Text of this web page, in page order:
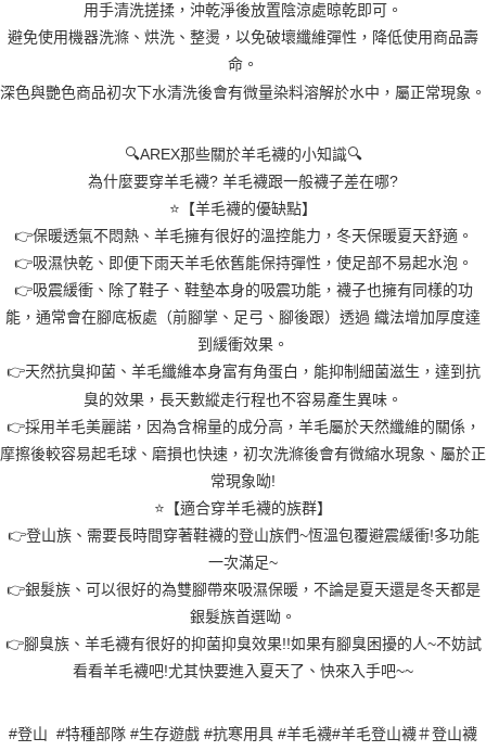
用手清洗搓揉，沖乾淨後放置陰涼處晾乾即可。
避免使用機器洗滌、烘洗、整燙，以免破壞纖維彈性，降低使用商品壽
命。
深色與艷色商品初次下水清洗後會有微量染料溶解於水中，屬正常現象。
🔍AREX那些關於羊毛襪的小知識🔍
為什麼要穿羊毛襪? 羊毛襪跟一般襪子差在哪?
⭐️【羊毛襪的優缺點】
👉保暖透氣不悶熱、羊毛擁有很好的溫控能力，冬天保暖夏天舒適。
👉吸濕快乾、即便下雨天羊毛依舊能保持彈性，使足部不易起水泡。
👉吸震緩衝、除了鞋子、鞋墊本身的吸震功能，襪子也擁有同樣的功
能，通常會在腳底板處（前腳掌、足弓、腳後跟）透過 織法增加厚度達
到緩衝效果。
👉天然抗臭抑菌、羊毛纖維本身富有角蛋白，能抑制細菌滋生，達到抗
臭的效果，長天數縱走行程也不容易產生異味。
👉採用羊毛美麗諾，因為含棉量的成分高，羊毛屬於天然纖維的關係，
摩擦後較容易起毛球、磨損也快速，初次洗滌後會有微縮水現象、屬於正
常現象呦!
⭐️【適合穿羊毛襪的族群】
👉登山族、需要長時間穿著鞋襪的登山族們~恆溫包覆避震緩衝!多功能
一次滿足~
👉銀髮族、可以很好的為雙腳帶來吸濕保暖，不論是夏天還是冬天都是
銀髮族首選呦。
👉腳臭族、羊毛襪有很好的抑菌抑臭效果!!如果有腳臭困擾的人~不妨試
看看羊毛襪吧!尤其快要進入夏天了、快來入手吧~~
#登山 #特種部隊 #生存遊戲 #抗寒用具 #羊毛襪#羊毛登山襪＃登山襪